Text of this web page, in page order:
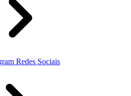
Redes Sociais